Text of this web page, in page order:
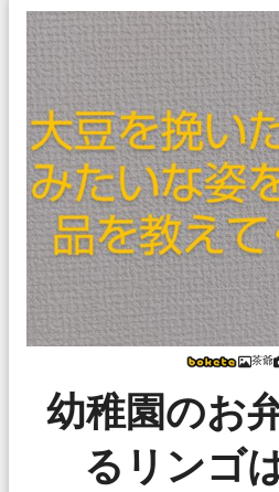
茶爺
幼稚園のお
るリンゴ